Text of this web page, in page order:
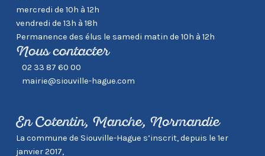
mercredi de 10h à 12h
vendredi de 13h à 18h
Permanence des élus le samedi matin de 10h à 12h
Nous contacter
02 33 87 60 00
mairie@siouville-hague.com
En Cotentin, Manche, Normandie
La commune de Siouville-Hague s’inscrit, depuis le 1er
janvier 2017,